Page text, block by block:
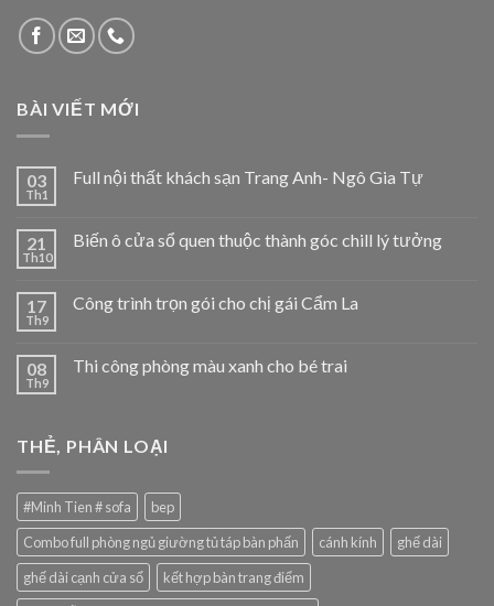
BÀI VIẾT MỚI
03
Th1
Full nội thất khách sạn Trang Anh- Ngô Gia Tự
21
Th10
Biến ô cửa sổ quen thuộc thành góc chill lý tưởng
17
Th9
Công trình trọn gói cho chị gái Cẩm La
08
Th9
Thi công phòng màu xanh cho bé trai
THẺ, PHÂN LOẠI
#Minh Tien # sofa
bep
Combo full phòng ngủ giường tủ táp bàn phấn
cánh kính
ghế dài
ghế dài cạnh cửa sổ
kết hợp bàn trang điểm